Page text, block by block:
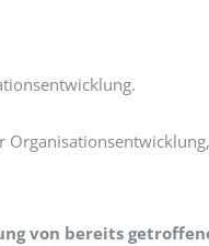
von bereits